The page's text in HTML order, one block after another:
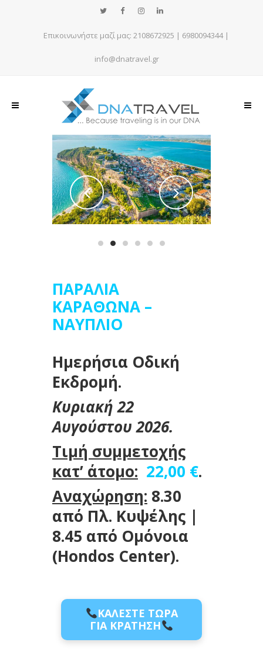
Επικοινωνήστε μαζί μας: 2108672925 | 6980094344|
info@dnatravel.gr
ΠΑΡΑΛΙΑ
ΚΑΡΑΘΩΝΑ –
ΝΑΥΠΛΙΟ
Ημερήσια Οδική
Εκδρομή.
Κυριακή 22
Αυγούστου 2026.
Τιμή συμμετοχής
κατ’ άτομο: 22,00 €.
Αναχώρηση: 8.30
από Πλ. Κυψέλης |
8.45 από Ομόνοια
(Hondos Center).
ΚΑΛΕΣΤΕ ΤΩΡΑ
ΓΙΑ ΚΡΑΤΗΣΗ